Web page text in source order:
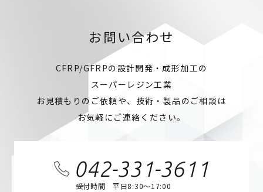
お問い合わせ
CFRP/GFRPの設計開発・成形加工の
スーパーレジン工業
お見積もりのご依頼や、技術・製品のご相談は
お気軽にご連絡ください。
042-331-3611
受付時間 平日8:30～17:00